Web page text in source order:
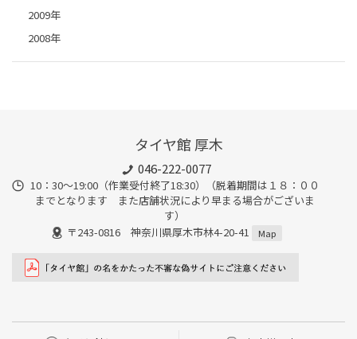
2009年
2008年
タイヤ館 厚木
046-222-0077
10：30～19:00（作業受付終了18:30）（脱着期間は１８：００
までとなります また店舗状況により早まる場合がございま
す）
〒243-0816 神奈川県厚木市林4-20-41
Map